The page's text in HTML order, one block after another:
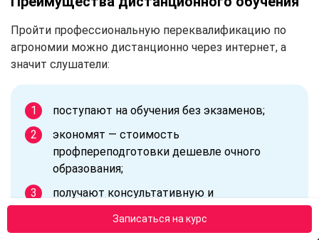
Записаться на курс
Пройти профессиональную переквалификацию по
агрономии можно дистанционно через интернет, а
значит слушатели:
поступают на обучения без экзаменов;
экономят — стоимость
профпереподготовки дешевле очного
образования;
получают консультативную и
методическую поддержку;
занимаются по персональному расписанию;